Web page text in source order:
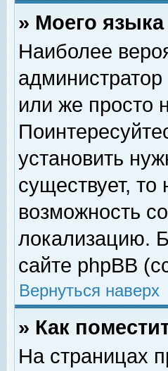
» Моего языка
Наиболее
или же просто
установить
существует,
возможность
локализацию.
сайте phpBB
Вернуться наверх
» Как
На страницах